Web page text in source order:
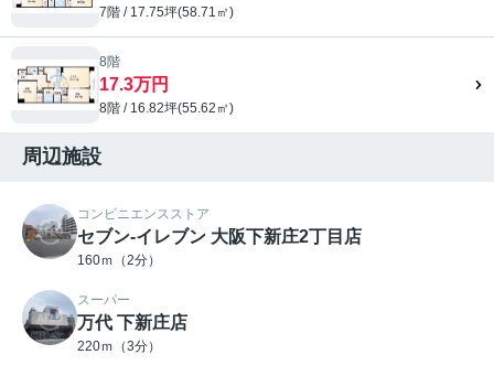
7階 / 17.75坪(58.71㎡)
8階
17.3万円
8階 / 16.82坪(55.62㎡)
周辺施設
コンビニエンスストア
セブン-イレブン 大阪下新庄2丁目店
160ｍ（2分）
スーパー
万代 下新庄店
220ｍ（3分）